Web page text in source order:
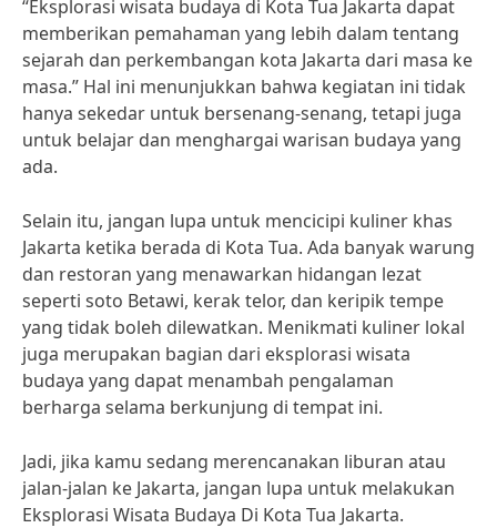
“Eksplorasi wisata budaya di Kota Tua Jakarta dapat
memberikan pemahaman yang lebih dalam tentang
sejarah dan perkembangan kota Jakarta dari masa ke
masa.” Hal ini menunjukkan bahwa kegiatan ini tidak
hanya sekedar untuk bersenang-senang, tetapi juga
untuk belajar dan menghargai warisan budaya yang
ada.
Selain itu, jangan lupa untuk mencicipi kuliner khas
Jakarta ketika berada di Kota Tua. Ada banyak warung
dan restoran yang menawarkan hidangan lezat
seperti soto Betawi, kerak telor, dan keripik tempe
yang tidak boleh dilewatkan. Menikmati kuliner lokal
juga merupakan bagian dari eksplorasi wisata
budaya yang dapat menambah pengalaman
berharga selama berkunjung di tempat ini.
Jadi, jika kamu sedang merencanakan liburan atau
jalan-jalan ke Jakarta, jangan lupa untuk melakukan
Eksplorasi Wisata Budaya Di Kota Tua Jakarta.